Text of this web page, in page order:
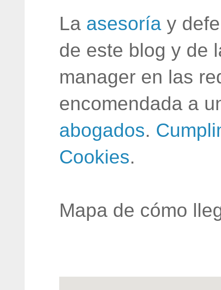
La asesoría y
de este blog y de
manager en las
encomendada a
abogados.
Cookies.
Mapa de cómo